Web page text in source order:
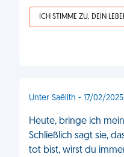
Unter Saëlith - 17/02/2025
Heute, bringe ich
Schließlich sagt sie,
tot bist, wirst du